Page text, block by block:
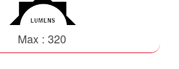
Max : 320